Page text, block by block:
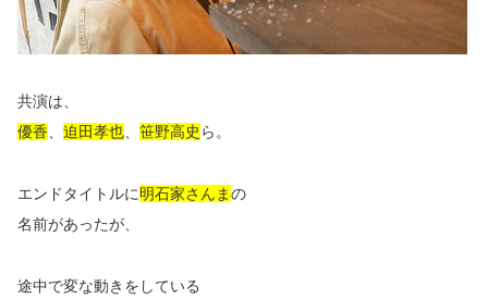
共演は、
優香
迫田孝也 笹野高史 ら。
エンドタイトルに明石家さんまの
名前があったが、
途中で変な動きをしている